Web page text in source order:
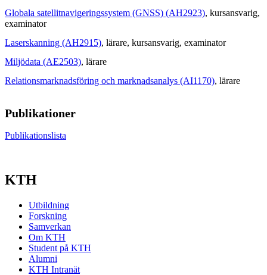
Globala satellitnavigeringssystem (GNSS) (AH2923), kursansvarig,
examinator
Laserskanning (AH2915), lärare, kursansvarig, examinator
Miljödata (AE2503), lärare
Relationsmarknadsföring och marknadsanalys (AI1170), lärare
Publikationer
Publikationslista
KTH
Utbildning
Forskning
Samverkan
Om KTH
Student på KTH
Alumni
KTH Intranät